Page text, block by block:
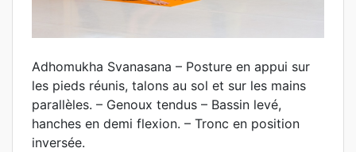
Adhomukha Svanasana – Posture en appui sur
les pieds réunis, talons au sol et sur les mains
parallèles. – Genoux tendus – Bassin levé,
hanches en demi flexion. – Tronc en position
inversée.